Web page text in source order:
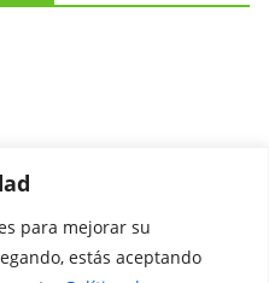
para mejorar su
estás aceptando